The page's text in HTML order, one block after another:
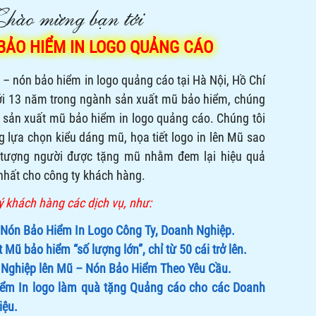
mừng bạn tới
HIỂM IN LOGO QUẢNG CÁO
nón bảo hiểm in logo quảng cáo tại Hà Nội, Hồ Chí
13 năm trong ngành sản xuất mũ bảo hiểm, chúng
xuất mũ bảo hiểm in logo quảng cáo. Chúng tôi
lựa chọn kiểu dáng mũ, họa tiết logo in lên Mũ sao
người được tặng mũ nhằm đem lại hiệu quả
cho công ty khách hàng.
khách hàng các dịch vụ, như:
Bảo Hiểm In Logo Công Ty, Doanh Nghiệp.
Mũ bảo hiểm “số lượng lớn”, chỉ từ 50 cái trở lên.
lên Mũ – Nón Bảo Hiểm Theo Yêu Cầu.
In logo làm quà tặng Quảng cáo cho các Doanh